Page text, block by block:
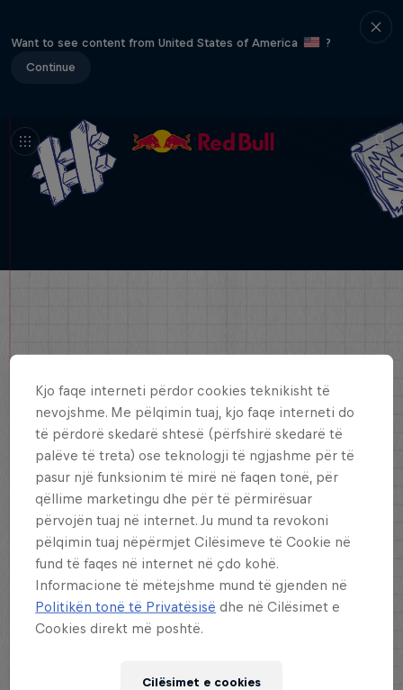
Want to see content from United States of America
?
Continue
Kjo faqe interneti përdor cookies teknikisht të
nevojshme. Me pëlqimin tuaj, kjo faqe interneti do
të përdorë skedarë shtesë (përfshirë skedarë të
palëve të treta) ose teknologji të ngjashme për të
pasur një funksionim të mirë në faqen tonë, për
qëllime marketingu dhe për të përmirësuar
përvojën tuaj në internet. Ju mund ta revokoni
pëlqimin tuaj nëpërmjet Cilësimeve të Cookie në
fund të faqes në internet në çdo kohë.
Informacione të mëtejshme mund të gjenden në
Politikën tonë të Privatësisë dhe në Cilësimet e
Cookies direkt më poshtë.
Cilësimet e cookies